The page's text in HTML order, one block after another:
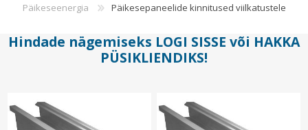
Päikeseenergia
Päikesepaneelide kinnitused viilkatustele
Hindade nägemiseks LOGI SISSE või HAKKA
PÜSIKLIENDIKS!